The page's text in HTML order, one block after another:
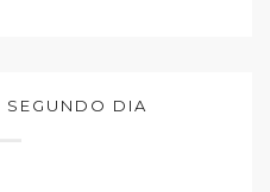
SEGUNDO DIA